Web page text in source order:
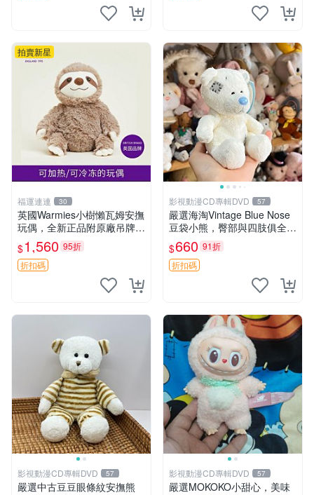
拍賣新星
福運連連 30
英國Warmies小樹懶瓦姆安撫
玩偶，全新正品附原廠吊牌與
防塵袋，內藏薰衣草可加熱，
適合各個年齡層，冷暖兩用享
受抱抱樂趣，不容錯過嚴選好
$1,560 95折
折扣碼
影視動漫CD專輯DVD 57
嚴選海淘Vintage Blue Nose
豆袋小熊，臀部與四肢俱全，
坐高11公分，附原盒與吊牌
收藏。藍鼻子小熊，值得擁有
玩具 憶熊
$660 91折
折扣碼
影視動漫CD專輯DVD 57
嚴選中古豆豆眼條紋安撫熊
影視動漫CD專輯DVD 57
嚴選MOKOKO小甜心，美味